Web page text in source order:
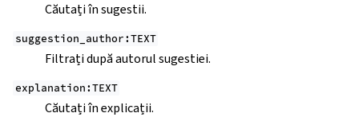
Căutați în sugestii.
suggestion_author:TEXT
Filtrați după autorul sugestiei.
explanation:TEXT
Căutați în explicații.